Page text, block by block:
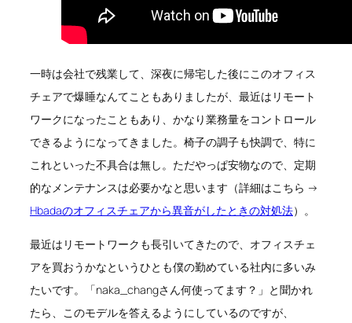
一時は会社で残業して、深夜に帰宅した後にこのオフィス
チェアで爆睡なんてこともありましたが、最近はリモート
ワークになったこともあり、かなり業務量をコントロール
できるようになってきました。椅子の調子も快調で、特に
これといった不具合は無し。ただやっぱ安物なので、定期
的なメンテナンスは必要かなと思います（詳細はこちら →
Hbadaのオフィスチェアから異音がしたときの対処法）。
最近はリモートワークも長引いてきたので、オフィスチェ
アを買おうかなというひとも僕の勤めている社内に多いみ
たいです。「naka_changさん何使ってます？」と聞かれ
たら、このモデルを答えるようにしているのですが、